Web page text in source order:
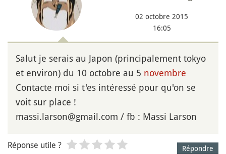
02 octobre 2015
16:05
Salut je serais au Japon (principalement tokyo
et environ) du 10 octobre au 5 novembre
Contacte moi si t'es intéressé pour qu'on se
voit sur place !
massi.larson@gmail.com / fb : Massi Larson
Répondre
Réponse utile ?